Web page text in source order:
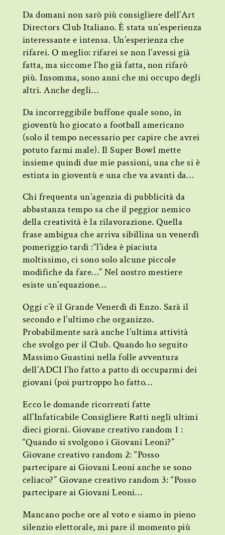
Da domani non sarò più consigliere dell’Art
Directors Club Italiano. È stata un’esperienza
interessante e intensa. Un’esperienza che
rifarei. O meglio: rifarei se non l’avessi già
fatta, ma siccome l’ho già fatta, non rifarò
più. Insomma, sono anni che mi occupo degli
altri. Anche degli…
Da incorreggibile buffone quale sono, in
gioventù ho giocato a football americano
(solo il tempo necessario per capire che avrei
potuto farmi male). Il Super Bowl mette
insieme quindi due mie passioni, una che si è
estinta in gioventù e una che va avanti da…
Chi frequenta un’agenzia di pubblicità da
abbastanza tempo sa che il peggior nemico
della creatività è la rilavorazione. Quella
frase ambigua che arriva sibillina un venerdì
pomeriggio tardi :“l’idea è piaciuta
moltissimo, ci sono solo alcune piccole
modifiche da fare…” Nel nostro mestiere
esiste un’equazione…
Oggi c’è il Grande Venerdì di Enzo. Sarà il
secondo e l’ultimo che organizzo.
Probabilmente sarà anche l’ultima attività
che svolgo per il Club. Quando ho seguito
Massimo Guastini nella folle avventura
dell’ADCI l’ho fatto a patto di occuparmi dei
giovani (poi purtroppo ho fatto…
Ecco le domande ricorrenti fatte
all’Infaticabile Consigliere Ratti negli ultimi
dieci giorni. Giovane creativo random 1 :
“Quando si svolgono i Giovani Leoni?”
Giovane creativo random 2: “Posso
partecipare ai Giovani Leoni anche se sono
celiaco?” Giovane creativo random 3: “Posso
partecipare ai Giovani Leoni…
Mancano poche ore al voto e siamo in pieno
silenzio elettorale, mi pare il momento più